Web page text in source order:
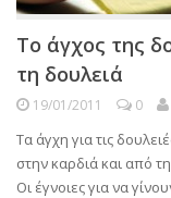
Το άγχος της
τη δουλειά
19/01/2011 0
Τα άγχη για τις
στην καρδιά και από
Οι έγνοιες για να